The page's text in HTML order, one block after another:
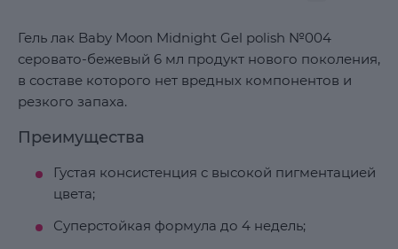
Гель лак Baby Moon Midnight Gel polish №004
серовато-бежевый 6 мл продукт нового поколения,
в составе которого нет вредных компонентов и
резкого запаха.
Преимущества
Густая консистенция с высокой пигментацией
цвета;
Суперстойкая формула до 4 недель;